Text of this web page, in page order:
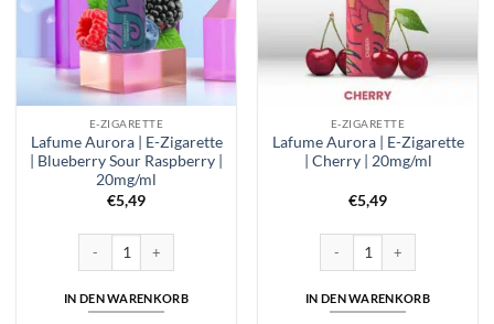
E-ZIGARETTE
Lafume Aurora | E-Zigarette
| Blueberry Sour Raspberry |
20mg/ml
€5,49
Lafume Aurora | E-Zigarette | Blueberry Sour Raspberry | 20mg/ml
IN DEN WARENKORB
E-ZIGARETTE
Lafume Aurora | E-Zigarette
| Cherry | 20mg/ml
€5,49
Lafume Aurora | E-Zigarette
IN DEN WARENKORB